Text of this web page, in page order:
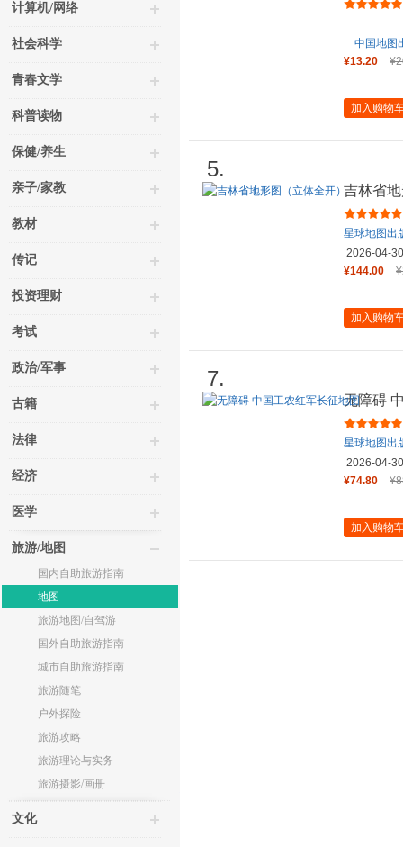
计算机/网络
社会科学
青春文学
科普读物
保健/养生
亲子/家教
教材
传记
投资理财
考试
政治/军事
古籍
法律
经济
医学
旅游/地图
国内自助旅游指南
地图
旅游地图/自驾游
国外自助旅游指南
城市自助旅游指南
旅游随笔
户外探险
旅游攻略
旅游理论与实务
旅游摄影/画册
文化
中国地图
¥13.20
加入购物
5.
吉林省
星球地图出
2026-04-30
¥144.00
加入购物
7.
无障碍
星球地图出
2026-04-30
¥74.80
加入购物